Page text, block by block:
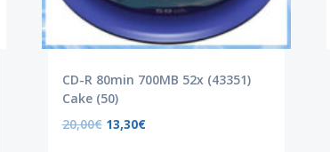
CD-R 80min 700MB 52x (43351)
Cake (50)
20,00€ 13,30€